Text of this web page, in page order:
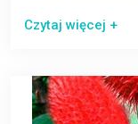
Czytaj więcej +